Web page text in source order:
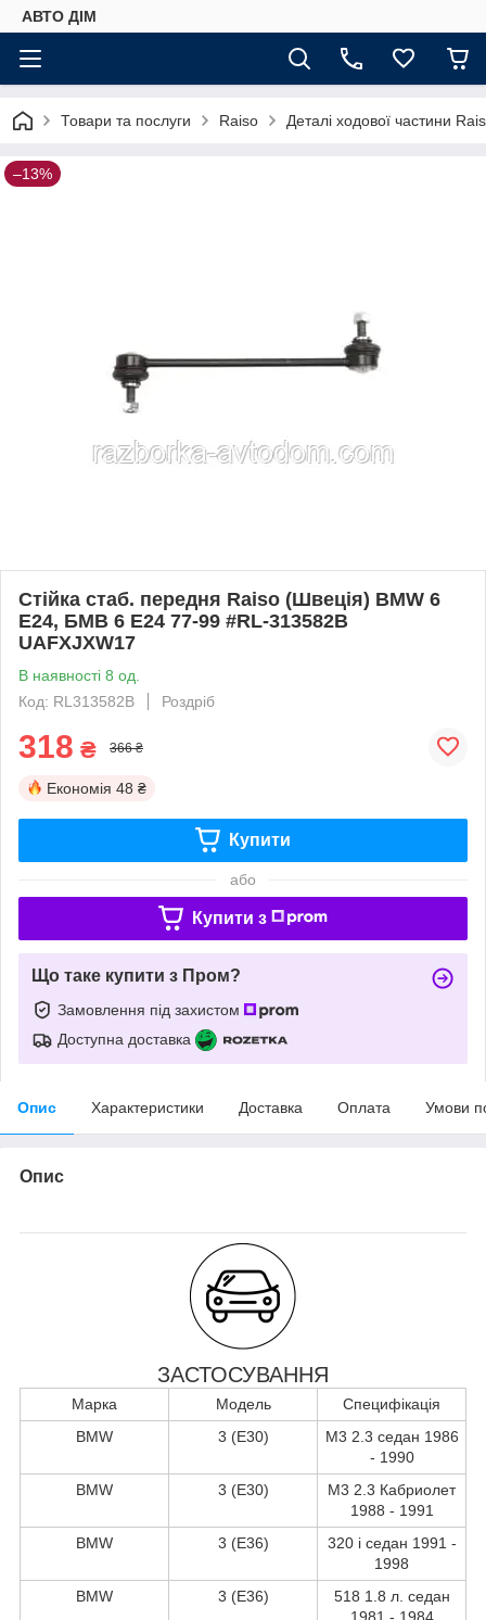
АВТО ДIМ
Товари та послуги Raiso Деталі ходової частини
–13%
Стійка стаб. передня Raiso (Швеція) BMW 6
E24, БМВ 6 Е24 77-99 #RL-313582B
UAFXJXW17
В наявності 8 од.
Код: RL313582B
Роздріб
318 ₴ 366 ₴
Економія 48 ₴
Купити
або
Купити з
Що таке купити з Пром?
Замовлення під захистом
Доступна доставка
Опис Характеристики Доставка Оплата Умови
Опис
ЗАСТОСУВАННЯ
Марка Модель
Специфікація
BMW
3 (E30)
M3 2.3 седан 1986
- 1990
BMW
3 (E30)
M3 2.3 Кабриолет
1988 - 1991
BMW
3 (E36)
320 i седан 1991 -
1998
BMW
3 (E36)
518 1.8 л. седан
1981 - 1984